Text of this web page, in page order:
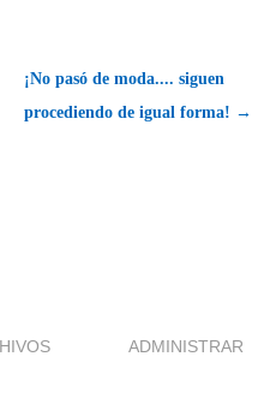
¡No pasó de moda.... siguen
procediendo de igual forma! →
ADMINISTRAR